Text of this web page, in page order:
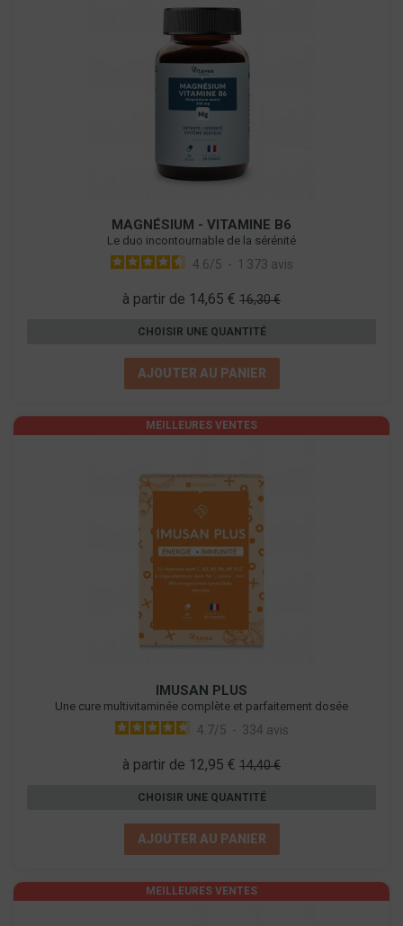
MAGNÉSIUM - VITAMINE B6
Le duo incontournable de la sérénité
4.6/5 - 1 373 avis
à partir de 14,65 € 16,30 €
CHOISIR UNE QUANTITÉ
AJOUTER AU PANIER
MEILLEURES VENTES
IMUSAN PLUS
Une cure multivitaminée complète et parfaitement dosée
4.7/5 - 334 avis
à partir de 12,95 € 14,40 €
CHOISIR UNE QUANTITÉ
AJOUTER AU PANIER
MEILLEURES VENTES